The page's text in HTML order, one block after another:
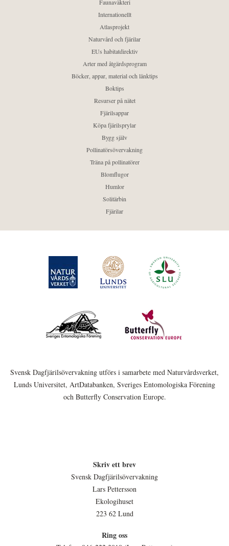
Faunaväkteri
Internationellt
Atlasprojekt
Naturvård och fjärilar
EUs habitatdirektiv
Arter med åtgärdsprogram
Böcker, appar, material och länktips
Boktips
Resurser på nätet
Fjärilsappar
Köpa fjärilsprylar
Bygg själv
Pollinatörsövervakning
Träna på pollinatörer
Blomflugor
Humlor
Solitärbin
Fjärilar
Svensk Dagfjärilsövervakning utförs i samarbete med Naturvårdsverket,
Lunds Universitet, ArtDatabanken, Sveriges Entomologiska Förening
och Butterfly Conservation Europe.
Skriv ett brev
Svensk Dagfjärilsövervakning
Lars Pettersson
Ekologihuset
223 62 Lund
Ring oss